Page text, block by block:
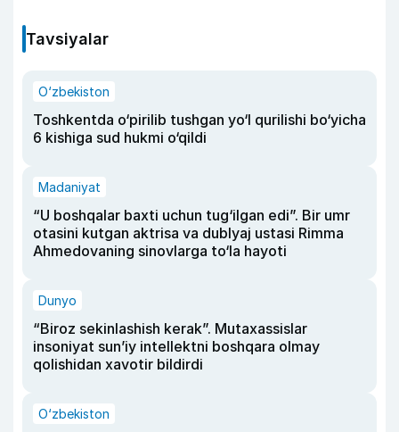
Tavsiyalar
O‘zbekiston
Toshkentda o‘pirilib tushgan yo‘l qurilishi bo‘yicha
6 kishiga sud hukmi o‘qildi
Madaniyat
“U boshqalar baxti uchun tug‘ilgan edi”. Bir umr
otasini kutgan aktrisa va dublyaj ustasi Rimma
Ahmedovaning sinovlarga to‘la hayoti
Dunyo
“Biroz sekinlashish kerak”. Mutaxassislar
insoniyat sun’iy intellektni boshqara olmay
qolishidan xavotir bildirdi
O‘zbekiston